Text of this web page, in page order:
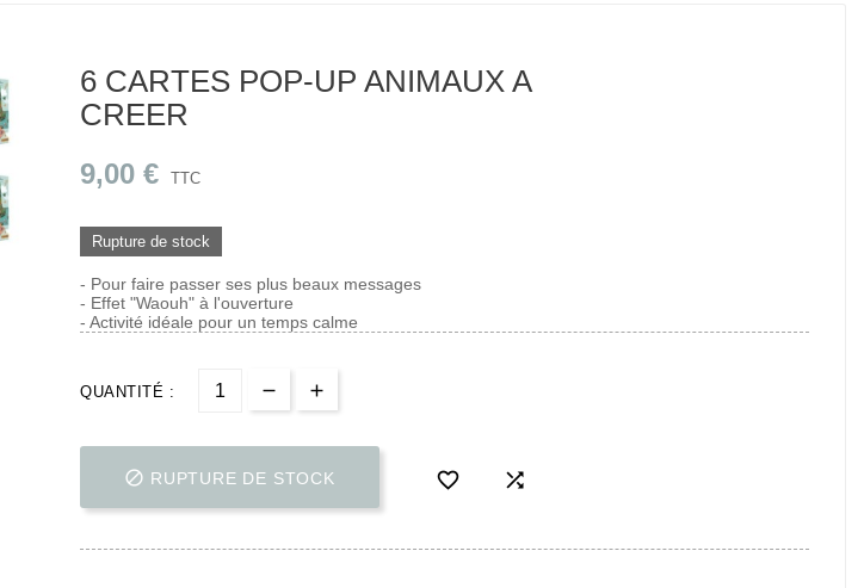
6 CARTES POP-UP ANIMAUX A
CREER
9,00 € TTC
Rupture de stock
- Pour faire passer ses plus beaux messages
- Effet "Waouh" à l'ouverture
- Activité idéale pour un temps calme
QUANTITÉ :
 RUPTURE DE STOCK  